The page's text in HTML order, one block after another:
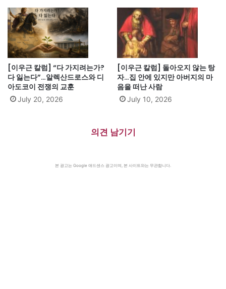
[이우근 칼럼] “다 가지려는가?
다 잃는다”…알렉산드로스와 디
아도코이 전쟁의 교훈
July 20, 2026
[이우근 칼럼] 돌아오지 않는 탕
자…집 안에 있지만 아버지의 마
음을 떠난 사람
July 10, 2026
의견 남기기
본 광고는 Google 애드센스 광고이며, 본 사이트와는 무관합니다.